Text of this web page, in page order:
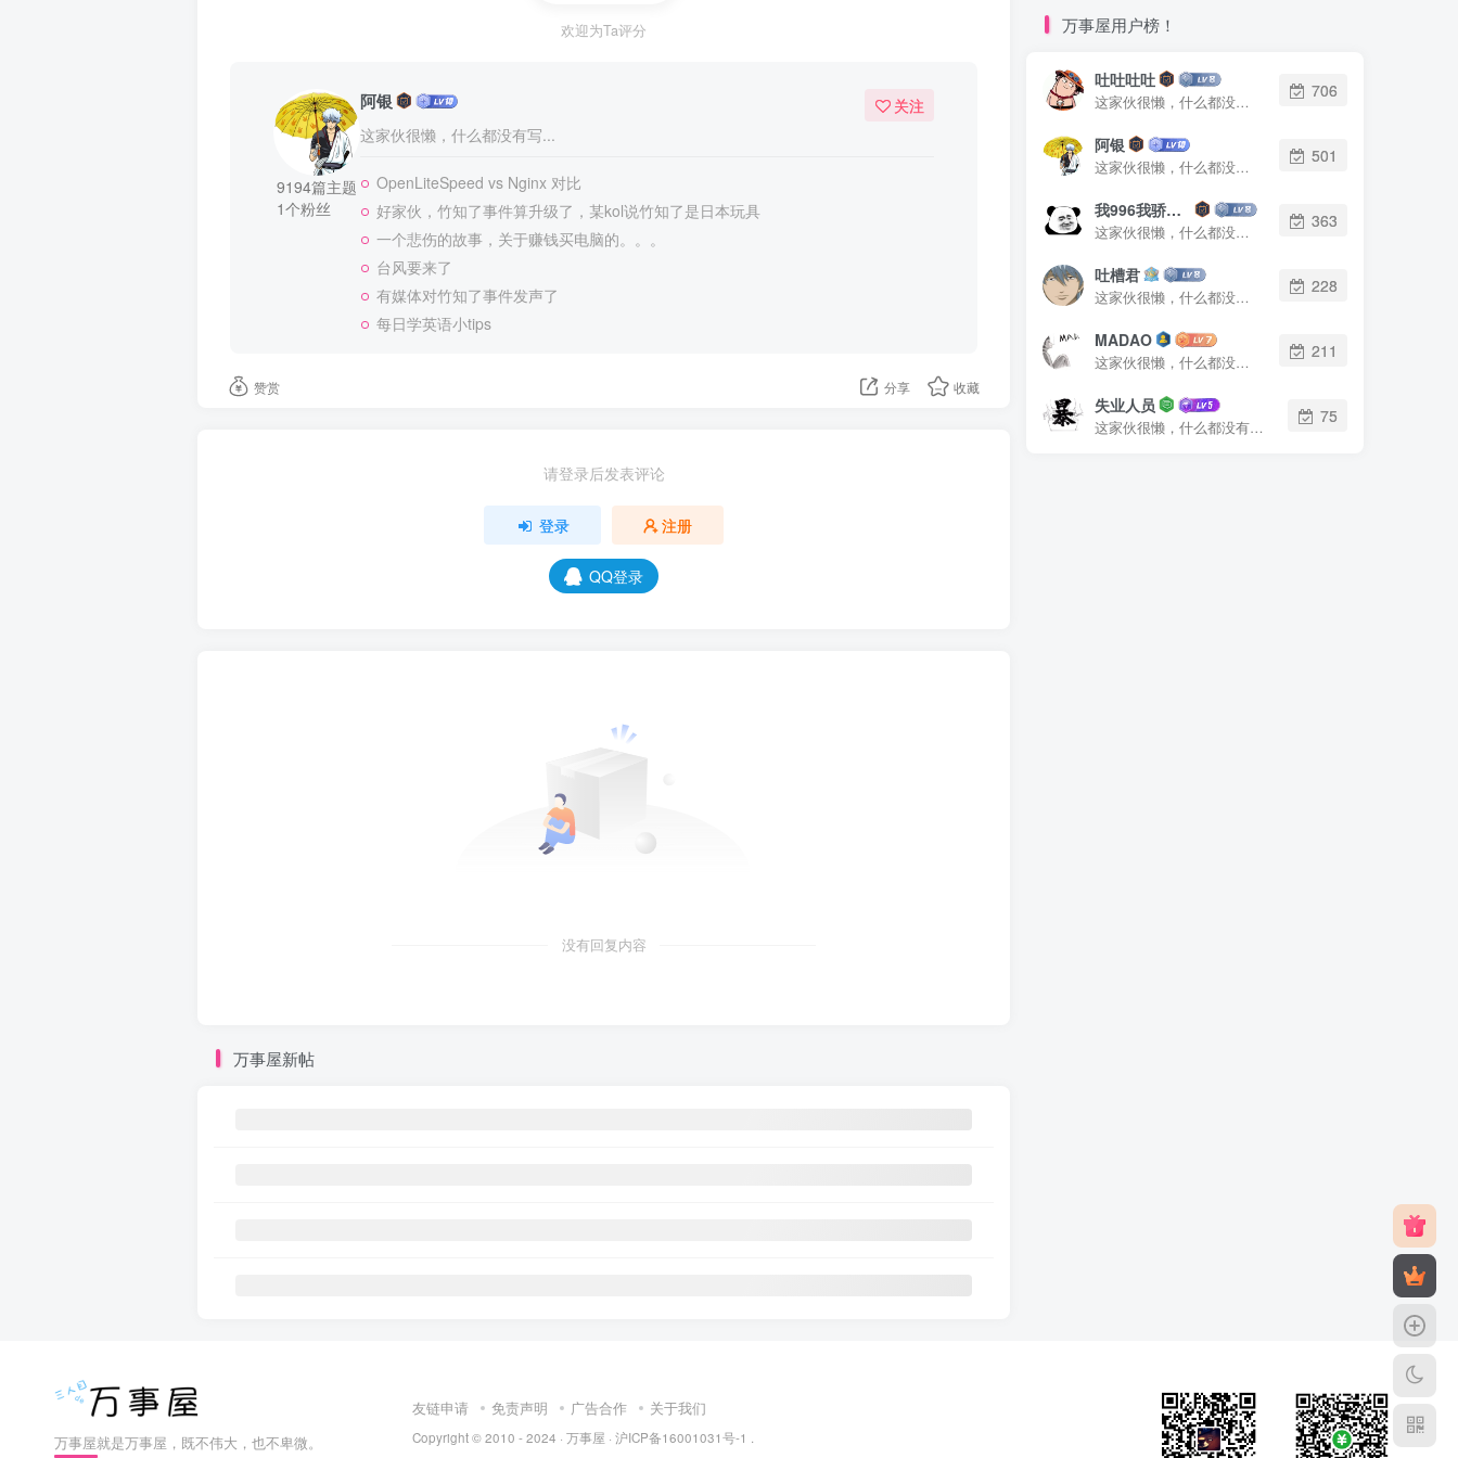
欢迎为Ta评分
9194篇主题
1个粉丝
阿银
这家伙很懒，什么都没有写...
关注
OpenLiteSpeed vs Nginx 对比
好家伙，竹知了事件算升级了，某kol说竹知了是日本玩具
一个悲伤的故事，关于赚钱买电脑的。。。
台风要来了
有媒体对竹知了事件发声了
每日学英语小tips
赞赏 分享 收藏
请登录后发表评论
登录 注册
QQ登录
没有回复内容
万事屋新帖
万事屋用户榜！
吐吐吐吐
这家伙很懒，什么都没有写...
706
阿银
这家伙很懒，什么都没有写...
501
我996我骄傲了么
这家伙很懒，什么都没有写...
363
吐槽君
这家伙很懒，什么都没有写...
228
MADAO
这家伙很懒，什么都没有写...
211
失业人员
这家伙很懒，什么都没有写...
75
万事屋就是万事屋，既不伟大，也不卑微。
友链申请 免责声明 广告合作 关于我们
Copyright © 2010 - 2024 · 万事屋 · 沪ICP备16001031号-1